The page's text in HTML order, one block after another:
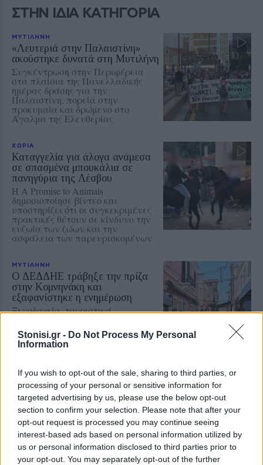
Stonisi.gr - Do Not Process My Personal
Information
If you wish to opt-out of the sale, sharing to third parties, or
processing of your personal or sensitive information for
targeted advertising by us, please use the below opt-out
section to confirm your selection. Please note that after your
opt-out request is processed you may continue seeing
interest-based ads based on personal information utilized by
us or personal information disclosed to third parties prior to
your opt-out. You may separately opt-out of the further
ΣΤΗΝ ΙΔΙΑ ΚΑΤΗΓΟΡΙΑ
ΜΥΤΙΛΗΝΗ
«Λευτεριά στην Παλαιστίνη»
ακούστηκε δυνατά στη Μυτιλήνη
Συγκέντρωση στην Περιφέρεια
στα πλαίσια της Πανελλαδικής
ημέρας δράσης για την
Παλαιστίνη, πορεία στην
προκυμαία και δρώμενο στο
Άγαλμα της Ελευθερίας
ΧΩΡΙΑ
Καταγγελία για άλογα ανάμεσα
σε σπασμένα μπουκάλια σε
πανηγύρια της Λέσβου
Η A Promise to Animals
δημοσιοποίησε βίντεο και
υποστηρίζει ότι οι συγκεκριμένες
πρακτικές θέτουν σε κίνδυνο την
ευζωία των ζώων και την
ασφάλεια των παρευρισκομένων
ΜΥΤΙΛΗΝΗ
Ο ΔΕΔΔΗΕ τράβηξε την πρίζα
στην Κομνηνάκη και
εξαφανίστηκε η ενημέρωση
Ξενοδοχεία, τουριστικά
εστίασης έμειναν χωρίς ρεύμα
μέσα στον Αύγουστο – Ο Στρατής
Αλμπάνης καταγγέλλει
Η Αντισσα έγινε μια μεγάλη
χορευτική αγκαλιά
Ο «Τέρπανδρος» Άντισσας και το
Χορευτικό Τμήμα του
Χριστιανικού Κέντρου Νεότητος
αντάμωσαν σε μια ξεχωριστή